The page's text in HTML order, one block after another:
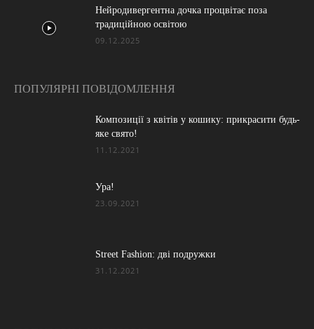
Нейродивергентна дочка процвітає поза
традиційною освітою
09.12.2025
ПОПУЛЯРНІ ПОВІДОМЛЕННЯ
Композиції з квітів у кошику: прикрасити будь-
яке свято!
11.12.2021
Ура!
23.09.2021
Street Fashion: дві подружки
31.12.2021